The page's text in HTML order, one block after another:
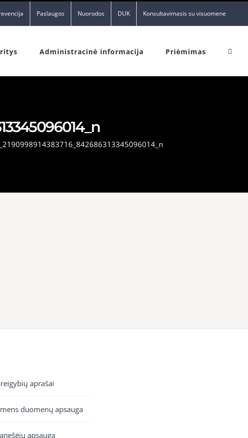
Paslaugos Nuorodos DUK Konsultavimasis su visuomene
Administracinė informacija Priėmimas
aprašai
duomenų apsauga
apsauga